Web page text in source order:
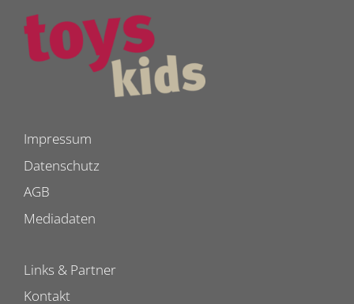
Impressum
Datenschutz
AGB
Mediadaten
Links & Partner
Kontakt